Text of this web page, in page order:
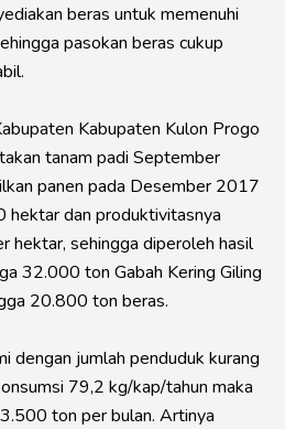
beras untuk memenuhi
pasokan beras cukup
Kabupaten Kulon Progo
tanam padi September
panen pada Desember 2017
hektar dan produktivitasnya
hektar, sehingga diperoleh hasil
32.000 ton Gabah Kering Giling
20.800 ton beras.
dengan jumlah penduduk kurang
79,2 kg/kap/tahun maka
ton per bulan. Artinya